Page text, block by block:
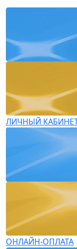
ЛИЧНЫЙ
ОНЛАЙН-ОПЛАТА